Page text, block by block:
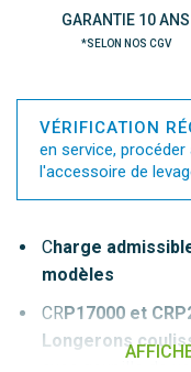
GARANTIE 10 ANS
*SELON NOS CGV
VÉRIFICATION
en service,
l'accessoire de
Charge
modèles
CRP17000 et
Longerons